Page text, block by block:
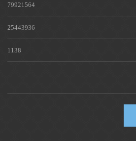
79921564
25443936
1138